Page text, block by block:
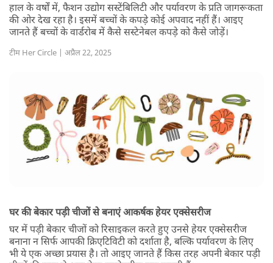
हाल के वर्षों में, फैशन उद्योग सस्टेंबिलिटी और पर्यावरण के प्रति जागरूकता
की ओर देख रहा है। इसमें बच्चों के कपड़े कोई अपवाद नहीं हैं। आइए
जानते हैं बच्चों के वार्डरोब में कैसे सस्टेनेबल कपड़े को कैसे जोड़ें।
टीम Her Circle | अप्रैल 22, 2025
घर की बेकार पड़ी चीजों से बनाएं आकर्षक हेयर एक्सेसरीज
घर में पड़ी बेकार चीजों को रिसाइकल करते हुए उनसे हेयर एक्सेसरीज
बनाना न सिर्फ आपकी क्रिएटिविटी को दर्शाता है, बल्कि पर्यावरण के लिए
भी ये एक अच्छा प्रयास है। तो आइए जानते हैं किस तरह अपनी बेकार पड़ी